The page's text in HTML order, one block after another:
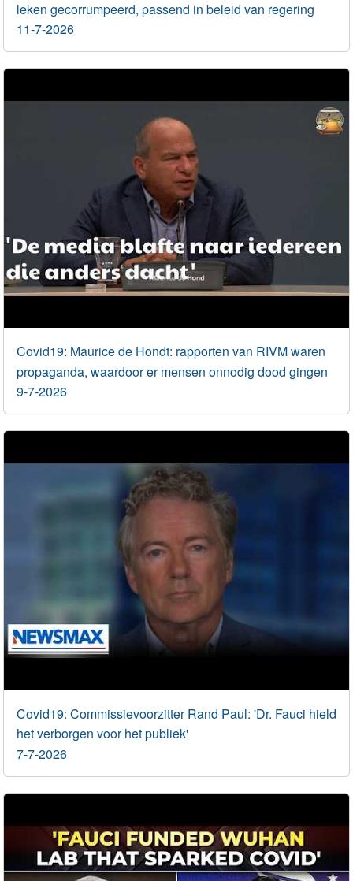
leken gecorrumpeerd, passend in beleid van regering
11-7-2026
Covid19: Maurice de Hondt: rapporten van RIVM waren
propaganda, waardoor er mensen onnodig dood gingen
9-7-2026
Covid19: Commissievoorzitter Rand Paul: 'Dr. Fauci hield
het verborgen voor het publiek'
7-7-2026